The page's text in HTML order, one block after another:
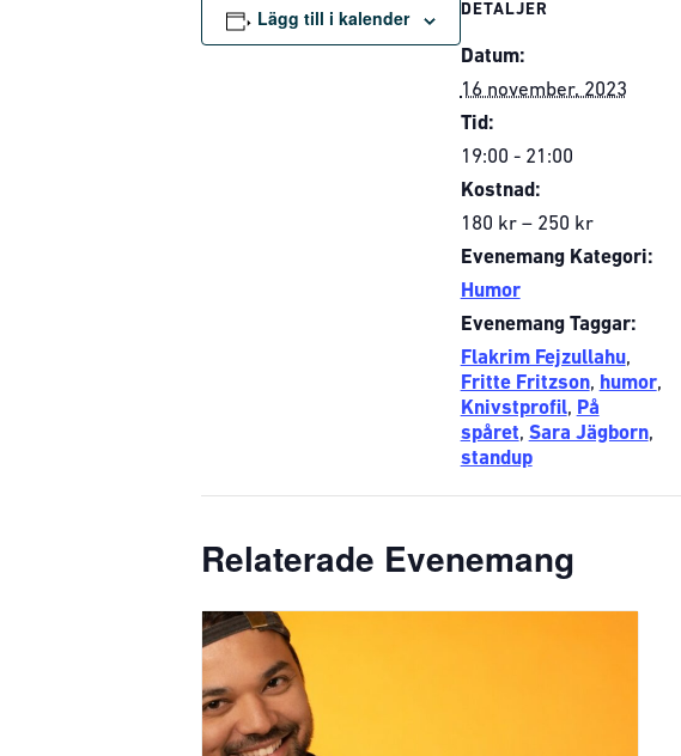
Lägg till i kalender DETALJER
Datum:
16 november, 2023
Tid:
19:00 - 21:00
Kostnad:
180 kr – 250 kr
Evenemang Kategori:
Humor
Evenemang Taggar:
Flakrim Fejzullahu,
Fritte Fritzson, humor,
Knivstprofil, På
spåret, Sara Jägborn,
standup
Relaterade Evenemang